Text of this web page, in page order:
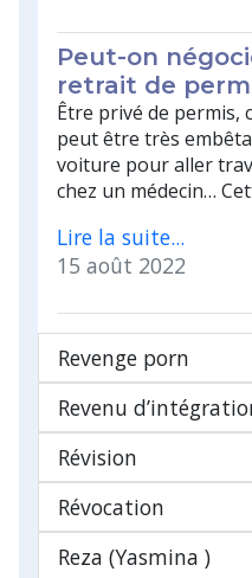
Peut-on
retrait de
Être privé de permis,
peut être très
voiture pour aller
chez un médecin…
Lire la suite...
15 août 2022
Revenge porn
Revenu
Révision
Révocation
Reza (Yasmina )